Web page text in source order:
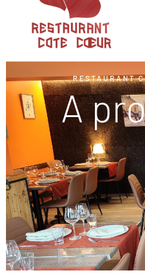
RESTAURANT
A